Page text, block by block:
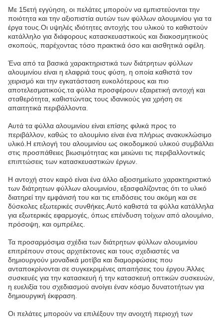
Με 15ετή εγγύηση, οι πελάτες μπορούν να εμπιστεύονται την
ποιότητα και την αξιοπιστία αυτών των φύλλων αλουμινίου για τα
έργα τους.Οι υψηλές ιδιότητες αντοχής του υλικού το καθιστούν
κατάλληλο για διάφορους κατασκευαστικούς και διακοσμητικούς
σκοπούς, παρέχοντας τόσο πρακτικά όσο και αισθητικά οφέλη.
Ένα από τα βασικά χαρακτηριστικά των διάτρητων φύλλων
αλουμινίου είναι η ελαφριά τους φύση, η οποία καθιστά τον
χειρισμό και την εγκατάσταση ευκολότερους και πιο
αποτελεσματικούς.τα φύλλα προσφέρουν εξαιρετική αντοχή και
σταθερότητα, καθιστώντας τους ιδανικούς για χρήση σε
απαιτητικά περιβάλλοντα.
Αυτά τα φύλλα αλουμινίου είναι επίσης φιλικά προς το
περιβάλλον, καθώς το αλουμίνιο είναι ένα πλήρως ανακυκλώσιμο
υλικό.Η επιλογή του αλουμινίου ως οικοδομικού υλικού συμβάλλει
στις προσπάθειες βιωσιμότητας και μειώνει τις περιβαλλοντικές
επιπτώσεις των κατασκευαστικών έργων.
Η αντοχή στον καιρό είναι ένα άλλο αξιοσημείωτο χαρακτηριστικό
των διάτρητων φύλλων αλουμινίου, εξασφαλίζοντας ότι το υλικό
διατηρεί την εμφάνισή του και τις επιδόσεις του ακόμη και σε
δύσκολες εξωτερικές συνθήκες.Αυτό καθιστά τα φύλλα κατάλληλα
για εξωτερικές εφαρμογές, όπως επένδυση τοίχων από αλουμίνιο,
πρόσοψη, και ομπρέλες.
Τα προσαρμόσιμα σχέδια των διάτρητων φύλλων αλουμινίου
επιτρέπουν στους αρχιτέκτονες και τους σχεδιαστές να
δημιουργούν μοναδικά μοτίβα και διαμορφώσεις που
ανταποκρίνονται σε συγκεκριμένες απαιτήσεις του έργου.Άλλες
συσκευές για την κατασκευή ή την κατασκευή οπτικών συσκευών,
η ευελιξία του σχεδιασμού ανοίγει έναν κόσμο δυνατοτήτων για
δημιουργική έκφραση.
Οι πελάτες μπορούν να επιλέξουν την ανοιχτή περιοχή των